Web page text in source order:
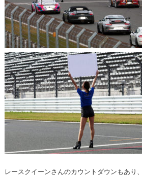
レースクイーンさんのカウントダウンもあり